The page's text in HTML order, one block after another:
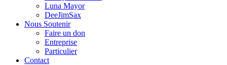
Luna Mayor
DeeJimSax
Nous Soutenir
Faire un don
Entreprise
Particulier
Contact